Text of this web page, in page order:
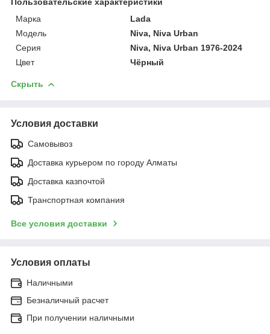
Марка
Lada
Модель
Niva, Niva Urban
Серия
Niva, Niva Urban 1976-2024
Цвет
Чёрный
Скрыть
Условия доставки
Самовывоз
Доставка курьером по городу Алматы
Доставка казпочтой
Транспортная компания
Все условия доставки
Условия оплаты
Наличными
Безналичный расчет
При получении наличными